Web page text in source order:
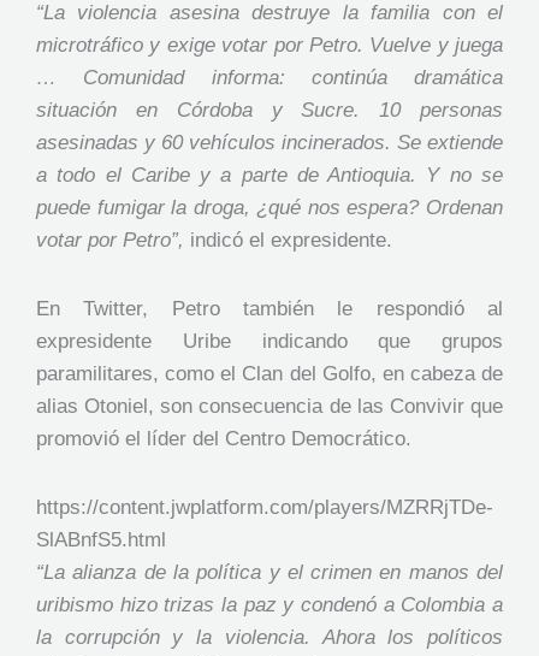
“La violencia asesina destruye la familia con el
microtráfico y exige votar por Petro. Vuelve y juega
… Comunidad informa: continúa dramática
situación en Córdoba y Sucre. 10 personas
asesinadas y 60 vehículos incinerados. Se extiende
a todo el Caribe y a parte de Antioquia. Y no se
puede fumigar la droga, ¿qué nos espera? Ordenan
votar por Petro”, indicó el expresidente.
En Twitter, Petro también le respondió al
expresidente Uribe indicando que grupos
paramilitares, como el Clan del Golfo, en cabeza de
alias Otoniel, son consecuencia de las Convivir que
promovió el líder del Centro Democrático.
https://content.jwplatform.com/players/MZRRjTDe-
SlABnfS5.html
“La alianza de la política y el crimen en manos del
uribismo hizo trizas la paz y condenó a Colombia a
la corrupción y la violencia. Ahora los políticos